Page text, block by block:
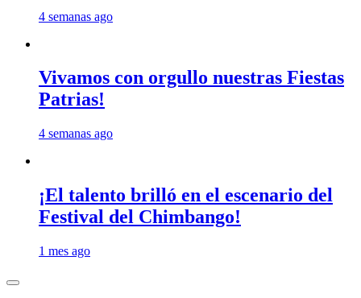
4 semanas ago
Vivamos con orgullo nuestras Fiestas
Patrias!
4 semanas ago
¡El talento brilló en el escenario del
Festival del Chimbango!
1 mes ago